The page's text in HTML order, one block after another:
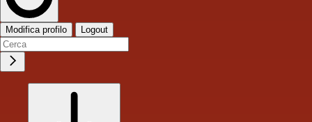
Modifica profilo Logout